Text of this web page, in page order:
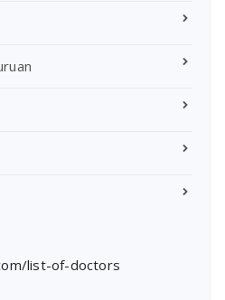
list-of-doctors